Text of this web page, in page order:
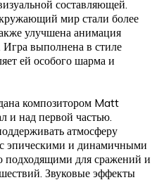
составляющей.
мир стали более
улучшена анимация
выполнена в стиле
ей особого шарма и
композитором Matt
и над первой частью.
атмосферу
эпическими и динамичными
подходящими для сражений и
Звуковые эффекты